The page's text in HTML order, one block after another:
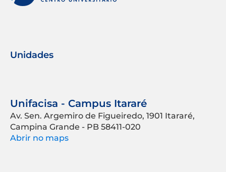
Unidades
Unifacisa - Campus Itararé
Av. Sen. Argemiro de Figueiredo, 1901 Itararé,
Campina Grande - PB 58411-020
Abrir no maps